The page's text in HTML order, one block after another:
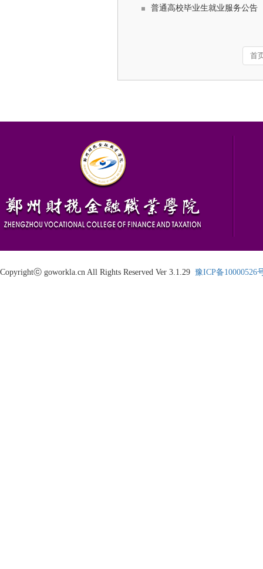
普通高校毕业生就业服务公告
首
Copyrightⓒ goworkla.cn All Rights Reserved Ver 3.1.29 豫ICP备10000526